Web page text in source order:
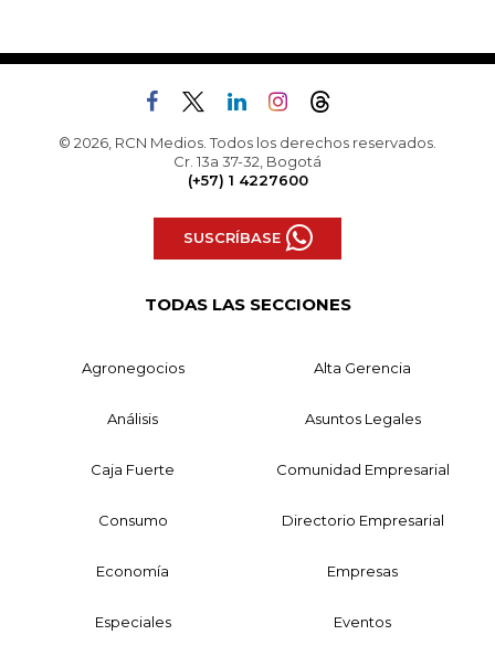
© 2026, RCN Medios. Todos los derechos reservados.
Cr. 13a 37-32, Bogotá
(+57) 1 4227600
SUSCRÍBASE
TODAS LAS SECCIONES
Agronegocios Alta Gerencia
Análisis Asuntos Legales
Caja Fuerte Comunidad Empresarial
Consumo Directorio Empresarial
Economía Empresas
Especiales Eventos